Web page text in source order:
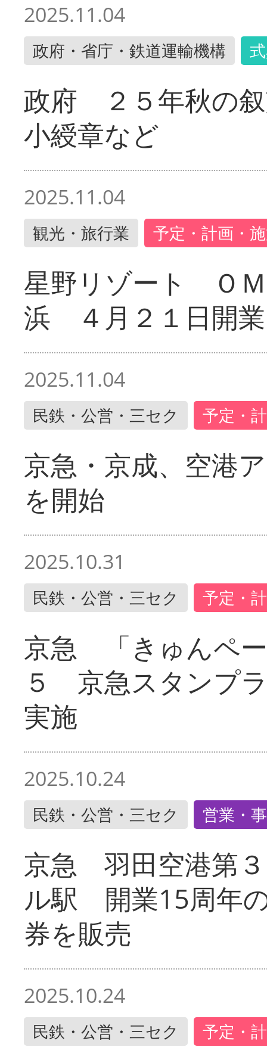
2025.11.04
政府・省庁・鉄道運輸機構
政府 ２５年秋の
小綬章など
2025.11.04
観光・旅行業 予定・計画・
星野リゾート Ｏ
浜 ４月２１日開業
2025.11.04
民鉄・公営・三セク 予定・
京急・京成、空港
を開始
2025.10.31
民鉄・公営・三セク 予定・
京急 「きゅんペ
５ 京急スタンプ
実施
2025.10.24
民鉄・公営・三セク 営業・
京急 羽田空港第
ル駅 開業15周年
券を販売
2025.10.24
民鉄・公営・三セク 予定・